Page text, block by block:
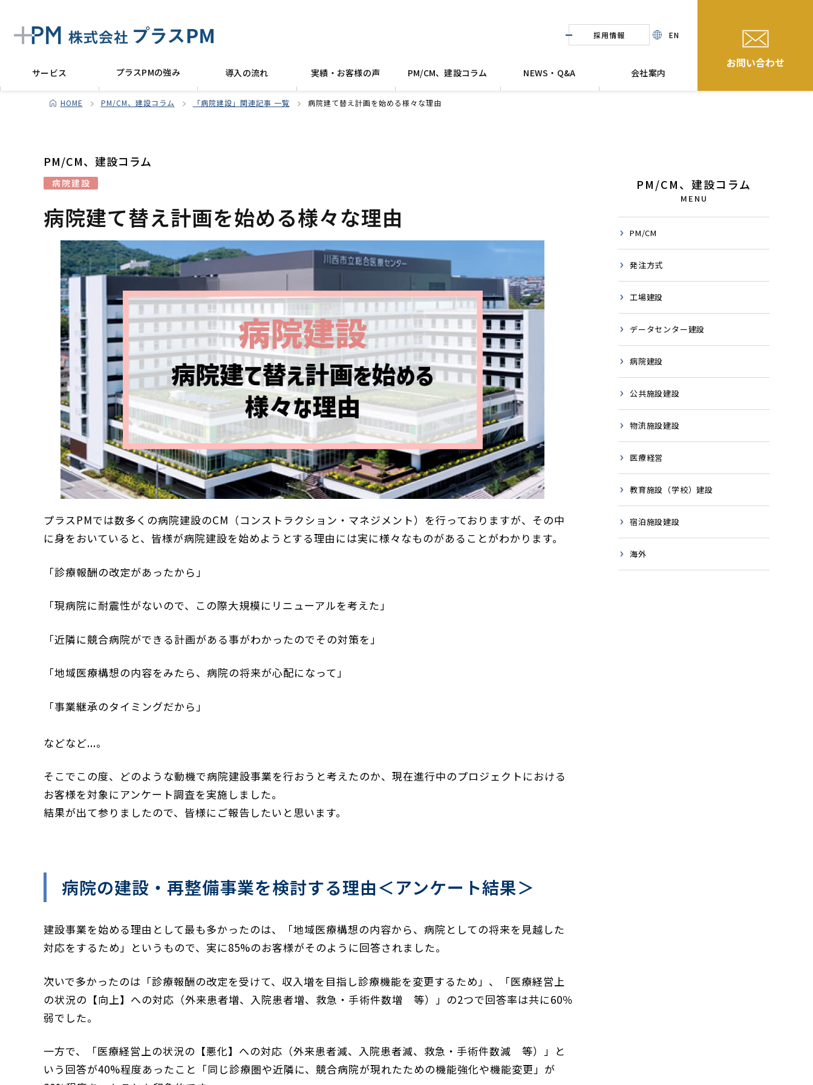
採用情報 EN
サービス プラスPMの強み 導入の流れ 実績・お客様の声 PM/CM、建設コラム NEWS・Q&A 会社案内
お問い合わせ
HOME PM/CM、建設コラム 「病院建設」関連記事 一覧 病院建て替え計画を始める様々な理由
PM/CM、建設コラム
病院建設
病院建て替え計画を始める様々な理由
プラスPMでは数多くの病院建設のCM（コンストラクション・マネジメント）を行っておりますが、その中
に身をおいていると、皆様が病院建設を始めようとする理由には実に様々なものがあることがわかります。
「診療報酬の改定があったから」
「現病院に耐震性がないので、この際大規模にリニューアルを考えた」
「近隣に競合病院ができる計画がある事がわかったのでその対策を」
「地域医療構想の内容をみたら、病院の将来が心配になって」
「事業継承のタイミングだから」
などなど...。
そこでこの度、どのような動機で病院建設事業を行おうと考えたのか、現在進行中のプロジェクトにおける
お客様を対象にアンケート調査を実施しました。
結果が出て参りましたので、皆様にご報告したいと思います。
病院の建設・再整備事業を検討する理由＜アンケート結果＞
建設事業を始める理由として最も多かったのは、「地域医療構想の内容から、病院としての将来を見越した
対応をするため」というもので、実に85%のお客様がそのように回答されました。
次いで多かったのは「診療報酬の改定を受けて、収入増を目指し診療機能を変更するため」、「医療経営上
の状況の【向上】への対応（外来患者増、入院患者増、救急・手術件数増 等）」の2つで回答率は共に60％
弱でした。
一方で、 「医療経営上の状況の【悪化】への対応（外来患者減、入院患者減、救急・手術件数減 等）」 と
いう回答が40%程度あったこと 「同じ診療圏や近隣に、競合病院が現れたための機能強化や機能変更」 が
PM/CM、建設コラム
MENU
PM/CM
発注方式
工場建設
データセンター建設
病院建設
公共施設建設
物流施設建設
医療経営
教育施設（学校）建設
宿泊施設建設
海外